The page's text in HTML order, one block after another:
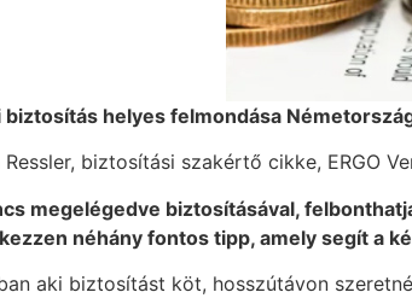
biztosítás helyes felmondása Né
Ressler, biztosítási szakértő cikke, ERGO
megelégedve biztosításával,
néhány fontos tipp, amely segít a ké
aki biztosítást köt, hosszútávon